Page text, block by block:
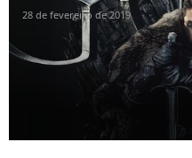
28 de fevereiro de 2019